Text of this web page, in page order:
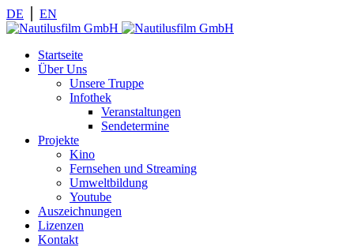
DE EN
Startseite
Über Uns
Unsere Truppe
Infothek
Veranstaltungen
Sendetermine
Projekte
Kino
Fernsehen und Streaming
Umweltbildung
Youtube
Auszeichnungen
Lizenzen
Kontakt